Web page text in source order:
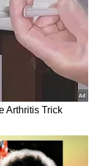
ಎಲ್ಲ ಹೇಳುವೆ’:
ತಪ್ಪಿದ್ದಕ್ಕೆ ಫುಲ್
ಬಸವರಾಜ